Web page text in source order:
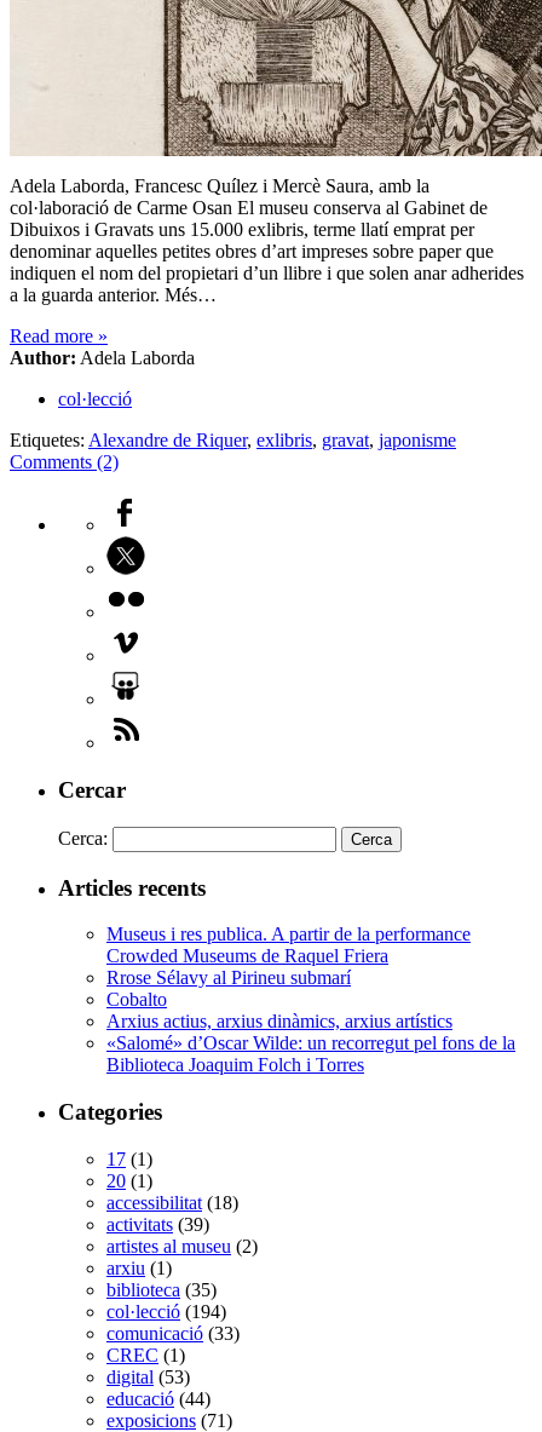
Adela Laborda, Francesc Quílez i Mercè Saura, amb la
col·laboració de Carme Osan El museu conserva al Gabinet de
Dibuixos i Gravats uns 15.000 exlibris, terme llatí emprat per
denominar aquelles petites obres d’art impreses sobre paper que
indiquen el nom del propietari d’un llibre i que solen anar adherides
a la guarda anterior. Més…
Read more »
Author: Adela Laborda
col·lecció
Etiquetes: Alexandre de Riquer, exlibris, gravat, japonisme
Comments (2)
Cercar
Cerca:
Articles recents
Museus i res publica. A partir de la performance
Crowded Museums de Raquel Friera
Rrose Sélavy al Pirineu submarí
Cobalto
Arxius actius, arxius dinàmics, arxius artístics
«Salomé» d’Oscar Wilde: un recorregut pel fons de la
Biblioteca Joaquim Folch i Torres
Categories
17 (1)
20 (1)
accessibilitat (18)
activitats (39)
artistes al museu (2)
arxiu (1)
biblioteca (35)
col·lecció (194)
comunicació (33)
CREC (1)
digital (53)
educació (44)
exposicions (71)